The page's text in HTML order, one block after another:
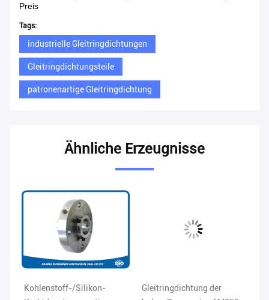
Preis
Tags:
industrielle Gleitringdichtungen
Gleitringdichtungsteile
patronenartige Gleitringdichtung
Ähnliche Erzeugnisse
Kohlenstoff-/Silikon-
Gleitringdichtung der